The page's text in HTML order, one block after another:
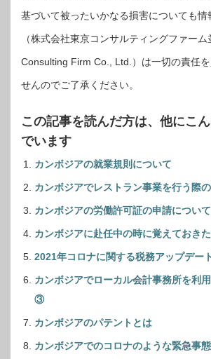
基づいて被ったいかなる損害についても情
（株式会社東京コンサルティングファー
Consulting Firm Co., Ltd.）は一切の責任
せんのでご了承ください。
この記事を読んだ方は、他にこ
でいます
カンボジアの就業規則について
カンボジアでレストラン事業を行う際
カンボジアの労働許可証の申請について
カンボジアに赴任中の時に覚えておき
2021年コロナに関する税務アップデー
カンボジアでローカル会計事務所を利
③
カンボジアのパテントとは
カンボジアでのコロナのような緊急事